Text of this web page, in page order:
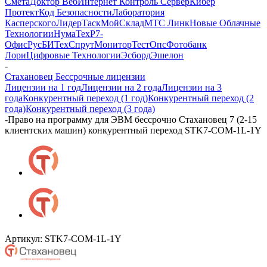
ПротектКод БезопасностиЛаборатория
КасперскогоЛидерТаскМойСкладМТС ЛинкНовые Облачные
ТехнологииНумаТехР7-
ОфисРусБИТехСпрутМониторТестОпсФотобанк
ЛориЦифровые ТехнологииЭсбордЭшелон
-
Стахановец Бессрочные лицензии
Лицензии на 1 годЛицензии на 2 годаЛицензии на 3
годаКонкурентный переход (1 год)Конкурентный переход (2
года)Конкурентный переход (3 года)
-Право на программу для ЭВМ бессрочно Стахановец 7 (2-15
клиентских машин) конкурентный переход STK7-COM-1L-1Y
Артикул: STK7-COM-1L-1Y